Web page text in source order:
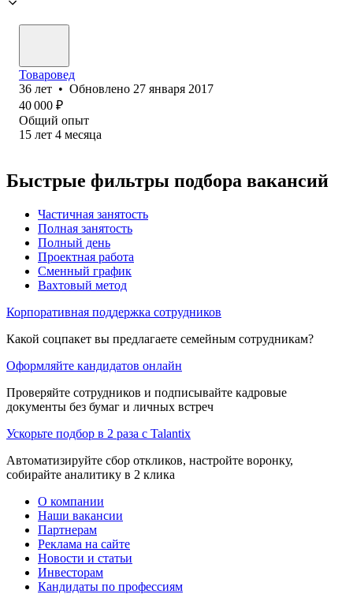
Товаровед
36 лет • Обновлено 27 января 2017
40 000 ₽
Общий опыт
15 лет 4 месяца
Быстрые фильтры подбора вакансий
Частичная занятость
Полная занятость
Полный день
Проектная работа
Сменный график
Вахтовый метод
Корпоративная поддержка сотрудников
Какой соцпакет вы предлагаете семейным сотрудникам?
Оформляйте кандидатов онлайн
Проверяйте сотрудников и подписывайте кадровые
документы без бумаг и личных встреч
Ускорьте подбор в 2 раза с Talantix
Автоматизируйте сбор откликов, настройте воронку,
собирайте аналитику в 2 клика
О компании
Наши вакансии
Партнерам
Реклама на сайте
Новости и статьи
Инвесторам
Кандидаты по профессиям